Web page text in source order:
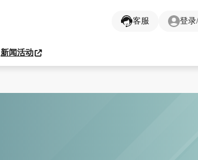
客服 登录
新闻活动